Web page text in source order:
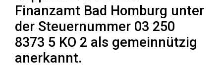
Finanzamt Bad Homburg unter
der Steuernummer 03 250
8373 5 KO 2 als gemeinnützig
anerkannt.